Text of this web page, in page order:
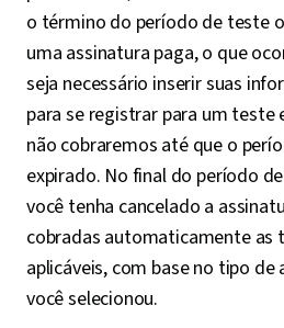
o término do período de teste
uma assinatura paga, o que
seja necessário inserir suas
para se registrar para um teste
não cobraremos até que o
expirado. No final do período
você tenha cancelado a
cobradas automaticamente as
aplicáveis, com base no tipo de
você selecionou.